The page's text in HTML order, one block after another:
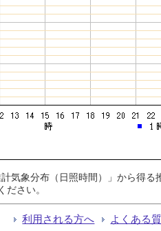
気象分布（日照時間）」から得
ださい。
利用される方へ よくある